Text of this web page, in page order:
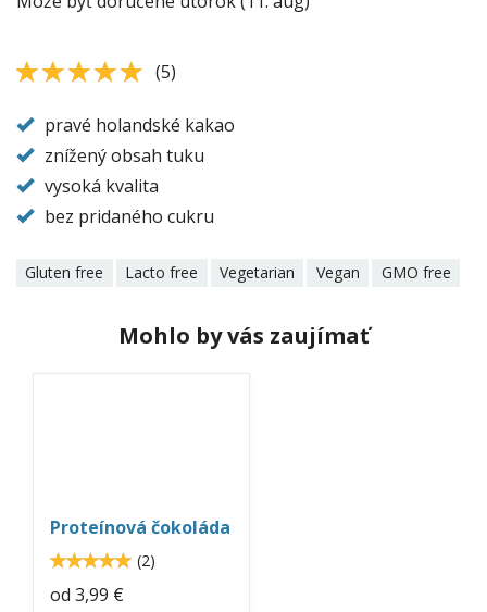
5 5
(5)
pravé holandské kakao
znížený obsah tuku
vysoká kvalita
bez pridaného cukru
Gluten free Lacto free Vegetarian Vegan GMO free
Mohlo by vás zaujímať
Proteínová čokoláda
5 5
(2)
od 3,99 €